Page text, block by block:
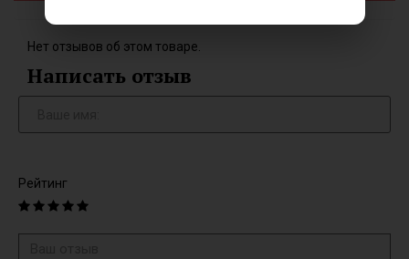
Нет отзывов об этом товаре.
Написать отзыв
Рейтинг